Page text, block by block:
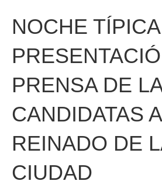
NOCHE
PRENSA DE
CANDIDATAS
REINADO DE
CIUDAD